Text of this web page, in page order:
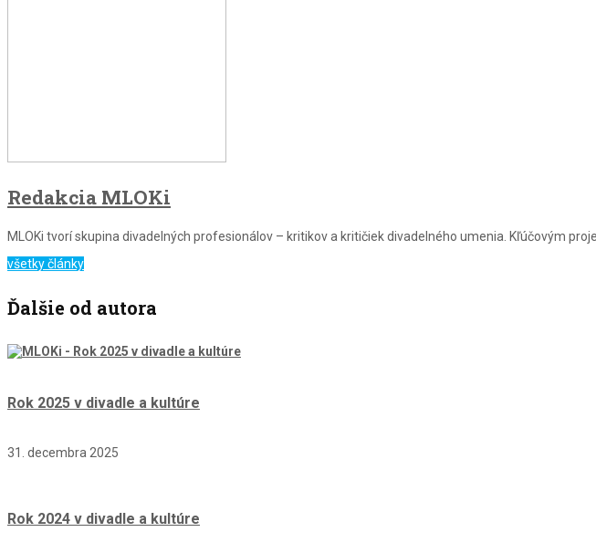
Redakcia MLOKi
MLOKi tvorí skupina divadelných profesionálov – kritikov a kritičiek divadelného umenia. Kľúčovým
všetky články
Ďalšie od autora
Rok 2025 v divadle a kultúre
31. decembra 2025
Rok 2024 v divadle a kultúre